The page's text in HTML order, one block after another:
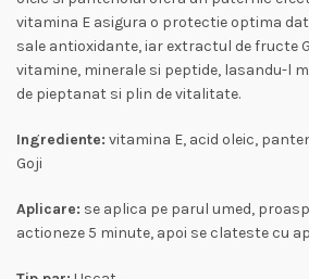
vitamina E asigura o protectie optima
sale antioxidante, iar extractul de fructe
vitamine, minerale si peptide, lasandu-l
de pieptanat si plin de vitalitate.
Ingrediente: vitamina E, acid oleic,
Goji
Aplicare: se aplica pe parul umed,
actioneze 5 minute, apoi se clateste cu